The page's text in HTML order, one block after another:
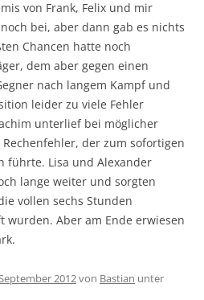
von Frank, Felix und mir
bei, aber dann gab es nichts
Chancen hatte noch
dem aber gegen einen
nach langem Kampf und
leider zu viele Fehler
unterlief bei möglicher
der zum sofortigen
führte. Lisa und Alexander
lange weiter und sorgten
vollen sechs Stunden
wurden. Aber am Ende erwiesen
2012von Bastian unter